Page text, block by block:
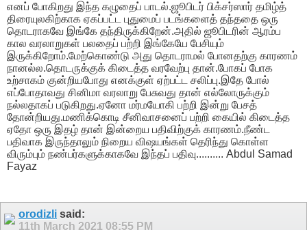
எனப் போகிறது இந்த கழுதைப் பாடல்.ஜூபிடர் பிக்சர்ஸார் தமிழ்த்
திரையுலகிற்காக ஏகப்பட்ட புதுமைப் படங்களைத் தந்ததை ஒரு
தொடராகவே இங்கே தந்திருக்கிறேன்.அதில் ஜூபிடரின் ஆரம்ப
கால வரலாறுகள் பலதைப் பற்றி இங்கேயே பேசியும்
இருக்கிறோம்.மேற்கொண்டு அது தொடராமல் போனதற்கு காரணம்
நானல்ல.தொடருக்குக் கிடைத்த வரவேற்பு தான்.போகப் போக
உற்சாகம் குன்றியபோது எனக்குள் ஏற்பட்ட சலிப்பு.இதே போல்
எப்போதாவது சினிமா வரலாறு பேசுவது தான் எல்லோருக்கும்
நல்லதாகப் படுகிறது.ஏனோ மர்மயோகி பற்றி இன்று பேசத்
தோன்றியது.மணிக்கொடி சீனிவாசனைப் பற்றி கையில் கிடைத்த
ஏதோ ஒரு இதழ் தான் இன்றைய பதிவிற்குக் காரணம்.நீண்ட
பதிவாக இருந்தாலும் நிறைய விஷயங்கள் தெரிந்து கொள்ள
விரும்பும் நண்பர்களுக்காகவே இந்தப் பதிவு.......... Abdul Samad
Fayaz
orodizli said:
11th March 2021 08:55 PM